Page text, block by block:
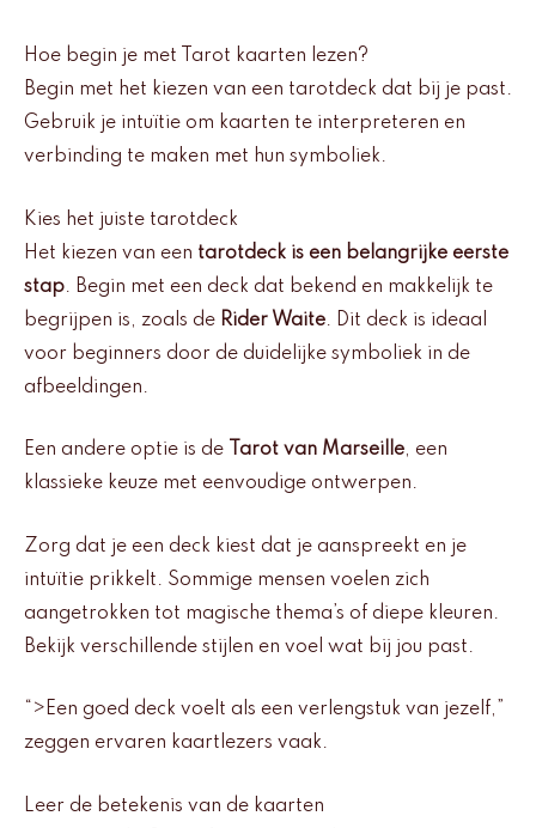
Hoe begin je met Tarot kaarten lezen?
Begin met het kiezen van een tarotdeck dat bij je past.
Gebruik je intuïtie om kaarten te interpreteren en
verbinding te maken met hun symboliek.
Kies het juiste tarotdeck
Het kiezen van een tarotdeck is een belangrijke eerste
stap. Begin met een deck dat bekend en makkelijk te
begrijpen is, zoals de Rider Waite. Dit deck is ideaal
voor beginners door de duidelijke symboliek in de
afbeeldingen.
Een andere optie is de Tarot van Marseille, een
klassieke keuze met eenvoudige ontwerpen.
Zorg dat je een deck kiest dat je aanspreekt en je
intuïtie prikkelt. Sommige mensen voelen zich
aangetrokken tot magische thema’s of diepe kleuren.
Bekijk verschillende stijlen en voel wat bij jou past.
“>Een goed deck voelt als een verlengstuk van jezelf,”
zeggen ervaren kaartlezers vaak.
Leer de betekenis van de kaarten